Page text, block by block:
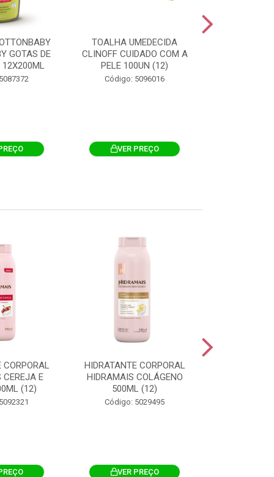
GOTAS DE
TOALHA UMEDECIDA
CLINOFF CUIDADO COM A
PELE 100UN (12)
Código: 5096016
VER PREÇO
CORPORAL
CEREJA E
(12)
HIDRATANTE CORPORAL
HIDRAMAIS COLÁGENO
500ML (12)
Código: 5029495
VER PREÇO